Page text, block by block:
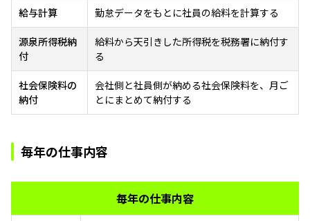
給与計算 勤怠データをもとに社員の給料を計算する
源泉所得税納
付
給料から天引きした所得税を税務署に納付す
る
社会保険料の
納付
会社側と社員側が納める社会保険料を、月ご
とにまとめて納付する
毎年の仕事内容
毎年の仕事内容